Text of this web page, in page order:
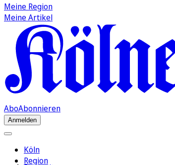
Meine Region
Meine Artikel
AboAbonnieren
Anmelden
Köln
Region